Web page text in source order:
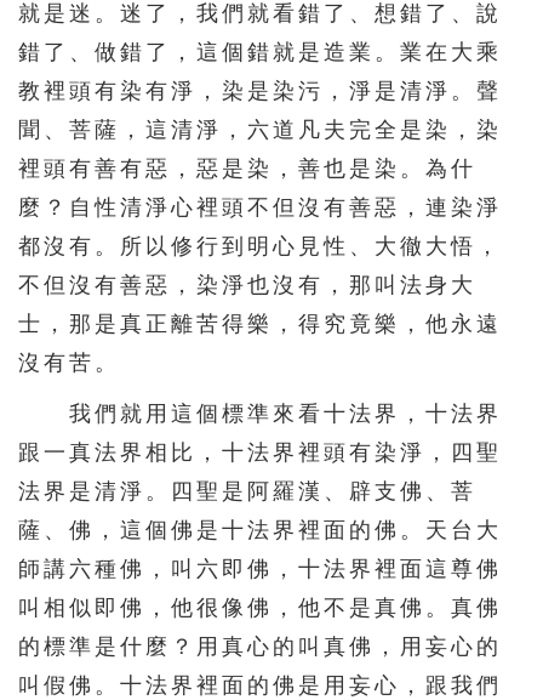
501 502 503 504 505
511 512 513 514 515
516 517 518 519 520
521 522 523 524 525
526 527 528 529 530
536
546 547 548 549 550
551 552 553 554 555
556 557 558 559 560
561 562 563 564 565
571 572 573 574 575
就是迷。迷了，我們就看錯了、想錯了、說
錯了、做錯了，這個錯就是造業。業在大乘
教裡頭有染有淨，染是染污，淨是清淨。聲
聞、菩薩，這清淨，六道凡夫完全是染，染
裡頭有善有惡，惡是染，善也是染。為什
麼？自性清淨心裡頭不但沒有善惡，連染淨
都沒有。所以修行到明心見性、大徹大悟，
不但沒有善惡，染淨也沒有，那叫法身大
士，那是真正離苦得樂，得究竟樂，他永遠
沒有苦。
我們就用這個標準來看十法界，十法界
跟一真法界相比，十法界裡頭有染淨，四聖
法界是清淨。四聖是阿羅漢、辟支佛、菩
薩、佛，這個佛是十法界裡面的佛。天台大
師講六種佛，叫六即佛，十法界裡面這尊佛
叫相似即佛，他很像佛，他不是真佛。真佛
的標準是什麼？用真心的叫真佛，用妄心的
叫假佛。十法界裡面的佛是用妄心，跟我們